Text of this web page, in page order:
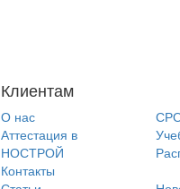
Клиентам
О нас
Аттестация в
НОСТРОЙ
Контакты